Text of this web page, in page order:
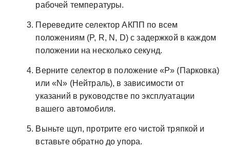
рабочей температуры.
Переведите селектор АКПП по всем
положениям (P, R, N, D) с задержкой в каждом
положении на несколько секунд.
Верните селектор в положение «P» (Парковка)
или «N» (Нейтраль), в зависимости от
указаний в руководстве по эксплуатации
вашего автомобиля.
Выньте щуп, протрите его чистой тряпкой и
вставьте обратно до упора.